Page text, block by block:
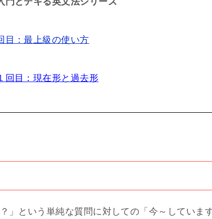
目：最上級の使い方
回目：現在形と過去形
？」という単純な質問に対しての「今～していま